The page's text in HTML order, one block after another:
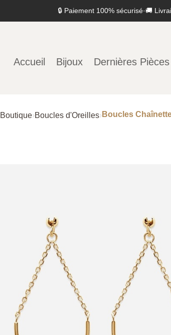
🔒 Paiement 100% sécurisé·🚚
Accueil Bijoux Dernières Pièces
Boutique›Boucles d'Oreilles› Boucles